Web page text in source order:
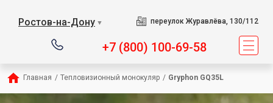
Ростов-на-Дону ▼ переулок Журавлёва, 130/112
+7 (800) 100-69-58
Главная / Тепловизионный монокуляр / Gryphon GQ35L